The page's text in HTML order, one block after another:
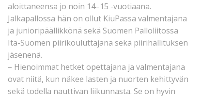
aloittaneensa jo noin 14–15 -vuotiaana.
Jalkapallossa hän on ollut KiuPassa valmentajana
ja junioripäällikkönä sekä Suomen Palloliitossa
Itä-Suomen piirikouluttajana sekä piirihallituksen
jäsenenä.
– Hienoimmat hetket opettajana ja valmentajana
ovat niitä, kun näkee lasten ja nuorten kehittyvän
sekä todella nauttivan liikunnasta. Se on hyvin